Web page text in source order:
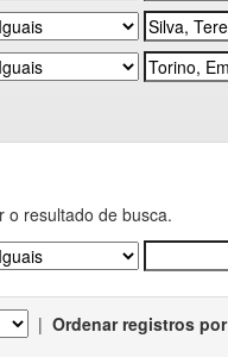
o resultado de busca.
| Ordenar registros por